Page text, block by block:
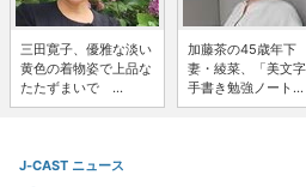
三田寛子、優雅な淡い
黄色の着物姿で上品な
たたずまいで ...
加藤茶の45歳年下
妻・綾菜、「美文字
手書き勉強ノート...
J-CAST ニュース